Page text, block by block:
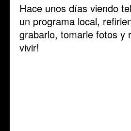
Hace unos días viendo
un programa local,
grabarlo, tomarle fotos
vivir!